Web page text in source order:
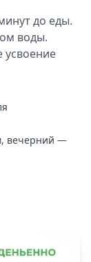
до еды.
воды.
вечерний —